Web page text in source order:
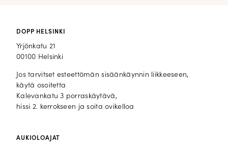
DOPP HELSINKI
Yrjönkatu 21
00100 Helsinki
Jos tarvitset esteettömän sisäänkäynnin liikkeeseen,
käytä osoitetta
Kalevankatu 3 porraskäytävä,
hissi 2. kerrokseen ja soita ovikelloa
AUKIOLOAJAT